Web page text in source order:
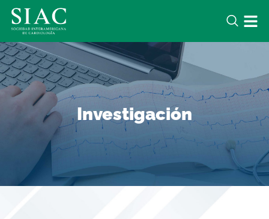
Investigación